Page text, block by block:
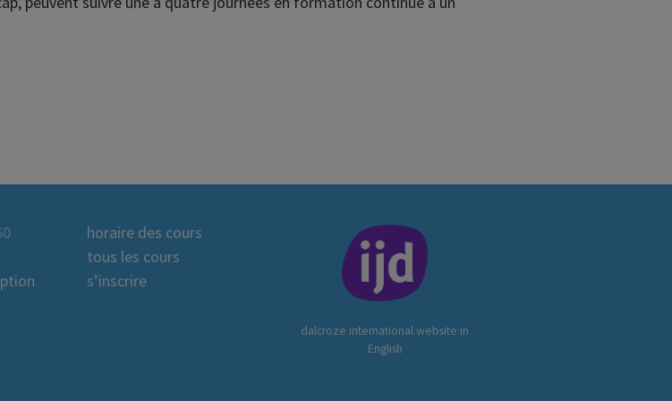
horaire des cours
tous les cours
s’inscrire
dalcroze international website in
English